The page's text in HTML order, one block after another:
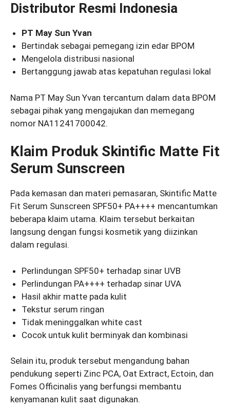
Distributor Resmi Indonesia
PT May Sun Yvan
Bertindak sebagai pemegang izin edar BPOM
Mengelola distribusi nasional
Bertanggung jawab atas kepatuhan regulasi lokal
Nama PT May Sun Yvan tercantum dalam data BPOM
sebagai pihak yang mengajukan dan memegang
nomor NA11241700042.
Klaim Produk Skintific Matte Fit
Serum Sunscreen
Pada kemasan dan materi pemasaran, Skintific Matte
Fit Serum Sunscreen SPF50+ PA++++ mencantumkan
beberapa klaim utama. Klaim tersebut berkaitan
langsung dengan fungsi kosmetik yang diizinkan
dalam regulasi.
Perlindungan SPF50+ terhadap sinar UVB
Perlindungan PA++++ terhadap sinar UVA
Hasil akhir matte pada kulit
Tekstur serum ringan
Tidak meninggalkan white cast
Cocok untuk kulit berminyak dan kombinasi
Selain itu, produk tersebut mengandung bahan
pendukung seperti Zinc PCA, Oat Extract, Ectoin, dan
Fomes Officinalis yang berfungsi membantu
kenyamanan kulit saat digunakan.